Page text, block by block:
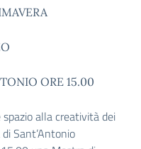
ORE 15.00
alla creatività dei
Sant’Antonio